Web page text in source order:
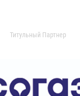
Титульный Партнер